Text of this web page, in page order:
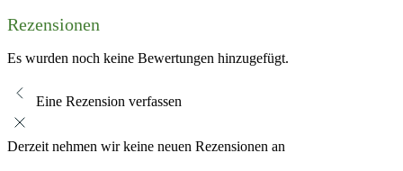
Rezensionen
Es wurden noch keine Bewertungen hinzugefügt.
Eine Rezension verfassen
Derzeit nehmen wir keine neuen Rezensionen an